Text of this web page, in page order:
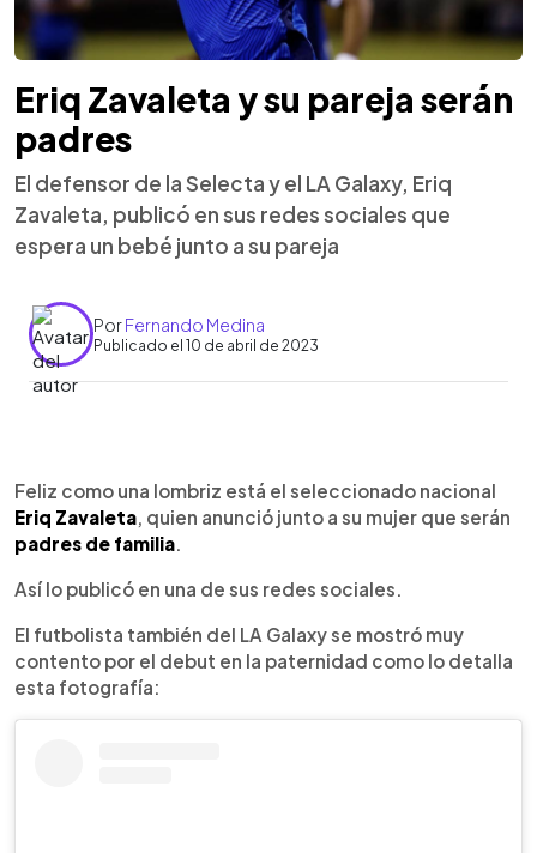
Eriq Zavaleta y su pareja serán
padres
El defensor de la Selecta y el LA Galaxy, Eriq
Zavaleta, publicó en sus redes sociales que
espera un bebé junto a su pareja
PorFernando Medina
Publicado el 10 de abril de 2023
Escuchar artículo
Feliz como una lombriz está el seleccionado nacional
Eriq Zavaleta, quien anunció junto a su mujer que serán
padres de familia.
Así lo publicó en una de sus redes sociales.
El futbolista también del LA Galaxy se mostró muy
contento por el debut en la paternidad como lo detalla
esta fotografía: